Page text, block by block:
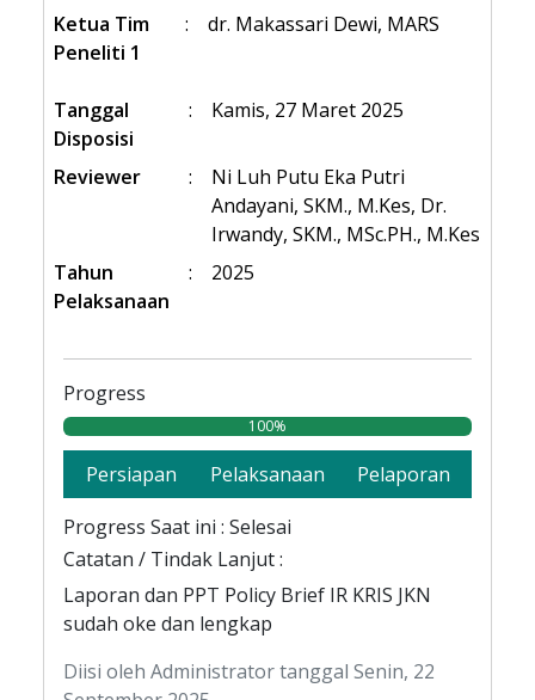
Ketua Tim
Peneliti 1
: dr. Makassari Dewi, MARS
Tanggal
Disposisi
: Kamis, 27 Maret 2025
Reviewer :
Ni Luh Putu Eka Putri
Andayani, SKM., M.Kes, Dr.
Irwandy, SKM., MSc.PH., M.Kes
Tahun
Pelaksanaan
: 2025
Progress
100%
Persiapan Pelaksanaan
Pelaporan
Progress Saat ini : Selesai
Catatan / Tindak Lanjut :
Laporan dan PPT Policy Brief IR KRIS JKN
sudah oke dan lengkap
Diisi oleh Administrator tanggal Senin, 22